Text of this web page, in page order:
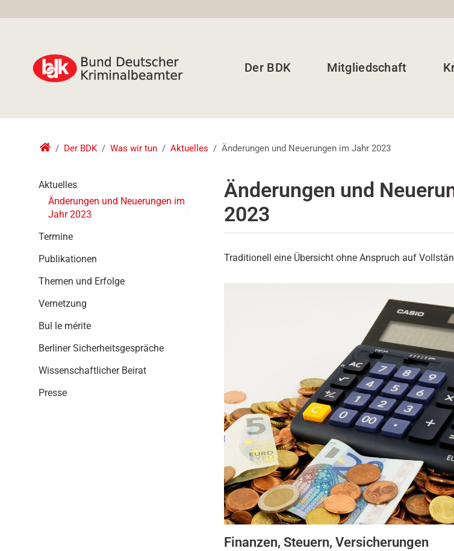
Der BDK Mitgliedschaft
Der BDK Was wir tun Aktuelles Änderungen und Neuerungen im Jahr 2023
Änderungen und
2023
Traditionell eine Übersicht ohne Anspruch auf
Finanzen, Steuern, Versicherungen
Aktuelles
Änderungen und Neuerungen im
Jahr 2023
Termine
Publikationen
Themen und Erfolge
Vernetzung
Bul le mérite
Berliner Sicherheitsgespräche
Wissenschaftlicher Beirat
Presse